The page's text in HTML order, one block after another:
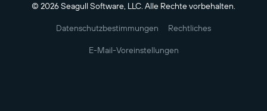
© 2026 Seagull Software, LLC. Alle Rechte vorbehalten.
Datenschutzbestimmungen Rechtliches
E-Mail-Voreinstellungen